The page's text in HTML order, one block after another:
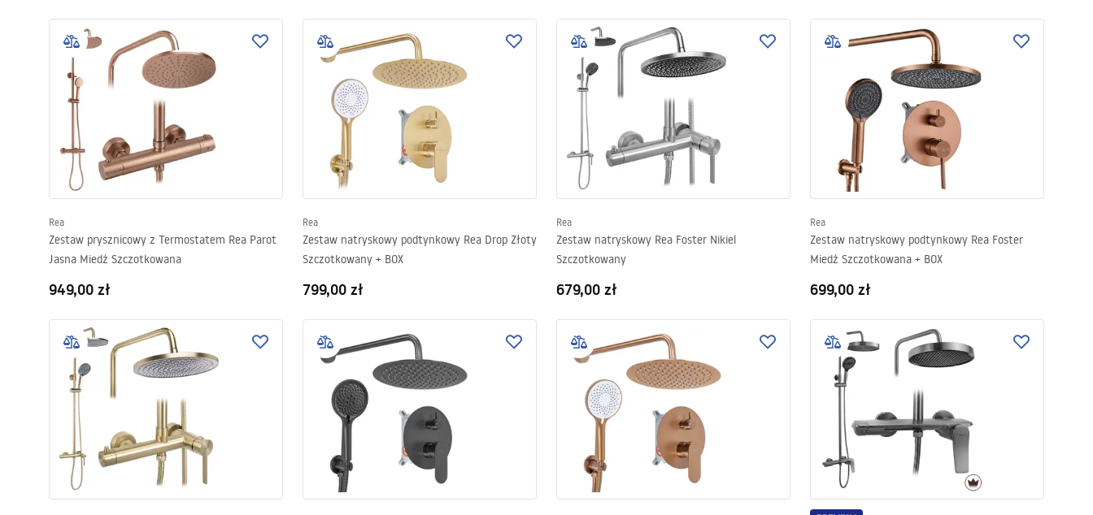
Rea
Zestaw prysznicowy z Termostatem Rea Parot
Jasna Miedź Szczotkowana
949,00 zł
Rea
Zestaw natryskowy podtynkowy Rea Drop Złoty
Szczotkowany + BOX
799,00 zł
Rea
Zestaw natryskowy Rea Foster Nikiel
Szczotkowany
679,00 zł
Rea
Zestaw natryskowy podtynkowy Rea Foster
Miedź Szczotkowana + BOX
699,00 zł